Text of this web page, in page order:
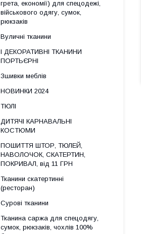
грета, економії) для спецодежі,
військового одягу, сумок,
рюкзаків
Вуличні тканини
І ДЕКОРАТИВНІ ТКАНИНИ
ПОРТЬЄРНІ
Зшивки меблів
НОВИНКИ 2024
ТЮЛІ
ДИТЯЧІ КАРНАВАЛЬНІ
КОСТЮМИ
ПОШИТТЯ ШТОР, ТЮЛЕЙ,
НАВОЛОЧОК, СКАТЕРТИН,
ПОКРИВАЛ, від 11 ГРН
Тканини скатертинні
(ресторан)
Сурові тканини
Тканина саржа для спецодягу,
сумок, рюкзаків, чохлів 100%